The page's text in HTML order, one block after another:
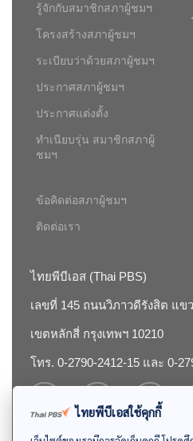
รู้จักกับสมาชิกสภาผู้ชมฯ
โครงสร้างสภาผู้ชมฯ
ระเบียบว่าด้วยสภาผู้ชมฯ
ประกาศสภาผู้ชมฯ
ประกาศแต่งตั้ง
ทำเนียบรุ่น สมาชิกสภาผู้
ชมฯ
ข้อคิดต่อสภาผู้ชมฯ
ติดต่อเรา
ไทยพีบีเอส (Thai PBS)
เลขที่ 145 ถนนวิภาวดีรังสิต แข
เขตหลักสี่ กรุงเทพฯ 10210
โทร. 0-2790-2412-15 และ 0-
ไทยพีบีเอสใช้คุกกี้